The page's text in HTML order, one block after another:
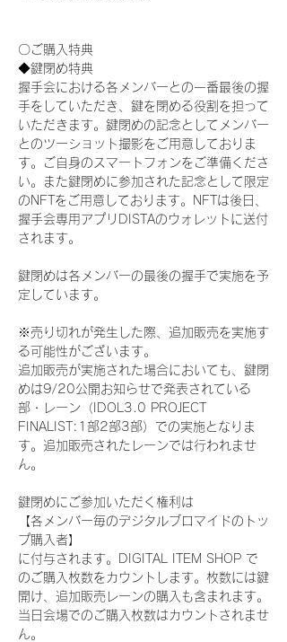
〇ご購入特典
◆鍵閉め特典
握手会における各メンバーとの一番最後の握
手をしていただき、鍵を閉める役割を担って
いただきます。鍵閉めの記念としてメンバー
とのツーショット撮影をご用意しておりま
す。ご自身のスマートフォンをご準備くださ
い。また鍵閉めに参加された記念として限定
のNFTをご用意しております。NFTは後日、
握手会専用アプリDISTAのウォレットに送付
されます。
鍵閉めは各メンバーの最後の握手で実施を予
定しています。
※売り切れが発生した際、追加販売を実施す
る可能性がございます。
追加販売が実施された場合においても、鍵閉
めは9/20公開お知らせで発表されている
部・レーン（IDOL3.0 PROJECT
FINALIST:1部2部3部）での実施となりま
す。追加販売されたレーンでは行われませ
ん。
鍵閉めにご参加いただく権利は
【各メンバー毎のデジタルブロマイドのトッ
プ購入者】
に付与されます。DIGITAL ITEM SHOP で
のご購入枚数をカウントします。枚数には鍵
開け、追加販売レーンの購入も含まれます。
当日会場でのご購入枚数はカウントされませ
ん。